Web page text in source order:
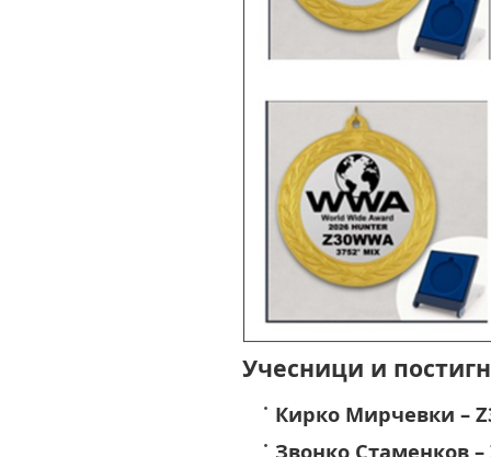
Учесници и
Кирко Мирчевки –
Звонко Стаменков –